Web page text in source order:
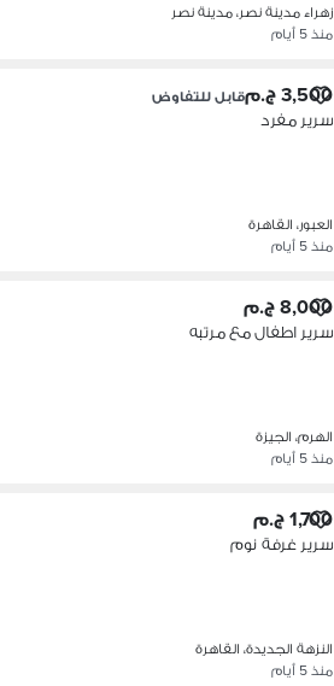
زهراء مدينة نصر، مدينة نصر
منذ 5 أيام
3,500 ج.م قابل للتفاوض
سرير مفرد
العبور، القاهرة
منذ 5 أيام
8,000 ج.م
سرير اطفال مع مرتبه
الهرم، الجيزة
منذ 5 أيام
1,700 ج.م
سرير غرفة نوم
النزهة الجديدة، القاهرة
منذ 5 أيام